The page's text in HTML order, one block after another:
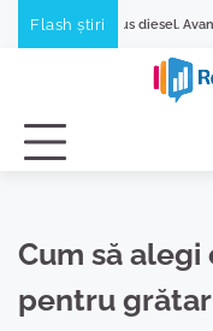
Flash știri
diesel. Avantaje și
Cum să alegi
pentru